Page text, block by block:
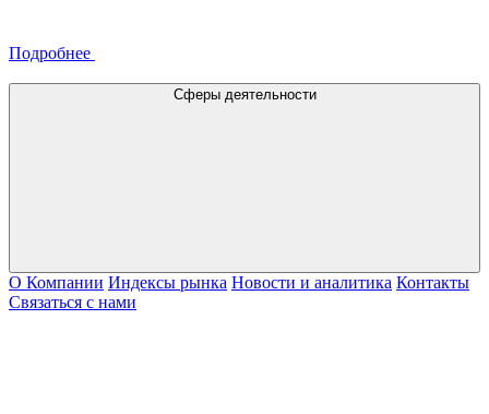
Подробнее
Сферы деятельности
О Компании Индексы рынка Новости и аналитика Контакты
Связаться с нами